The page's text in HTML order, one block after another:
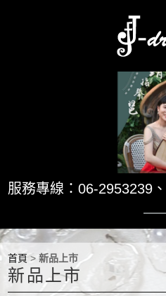
服務專線：06-2953239 、
首頁>新品上市
新品上市